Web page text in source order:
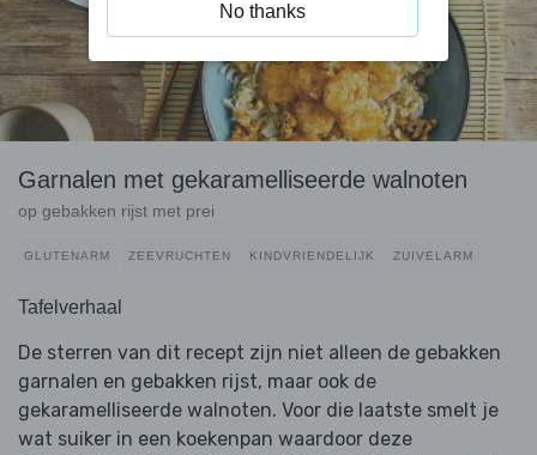
Garnalen met gekaramelliseerde walnoten
op gebakken rijst met prei
GLUTENARM ZEEVRUCHTEN KINDVRIENDELIJK ZUIVELARM
Tafelverhaal
De sterren van dit recept zijn niet alleen de gebakken
garnalen en gebakken rijst, maar ook de
gekaramelliseerde walnoten. Voor die laatste smelt je
wat suiker in een koekenpan waardoor deze
No thanks